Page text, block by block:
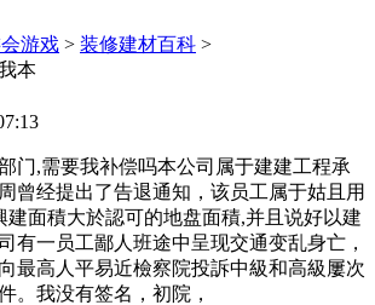
会游戏 > 装修建材百科 >
本
,需要我补偿吗本公司属于建建工程承
曾经提出了告退通知，该员工属于姑且用
建面積大於認可的地盘面積,并且说好以建
有一员工鄙人班途中呈现交通变乱身亡，
最高人平易近檢察院投訴中級和高級屢次
。我没有签名，初院，